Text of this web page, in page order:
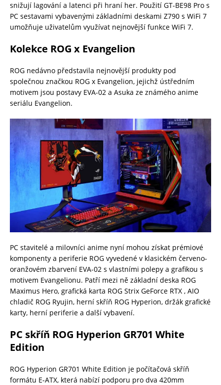
snižují lagování a latenci při hraní her. Použití GT-BE98 Pro s
PC sestavami vybavenými základními deskami Z790 s WiFi 7
umožňuje uživatelům využívat nejnovější funkce WiFi 7.
Kolekce ROG x Evangelion
ROG nedávno představila nejnovější produkty pod
společnou značkou ROG x Evangelion, jejichž ústředním
motivem jsou postavy EVA-02 a Asuka ze známého anime
seriálu Evangelion.
PC stavitelé a milovníci anime nyní mohou získat prémiové
komponenty a periferie ROG vyvedené v klasickém červeno-
oranžovém zbarvení EVA-02 s vlastními polepy a grafikou s
motivem Evangelionu. Patří mezi ně základní deska ROG
Maximus Hero, grafická karta ROG Strix GeForce RTX , AIO
chladič ROG Ryujin, herní skříň ROG Hyperion, držák grafické
karty, herní periferie a další vybavení.
PC skříň ROG Hyperion GR701 White
Edition
ROG Hyperion GR701 White Edition je počítačová skříň
formátu E-ATX, která nabízí podporu pro dva 420mm